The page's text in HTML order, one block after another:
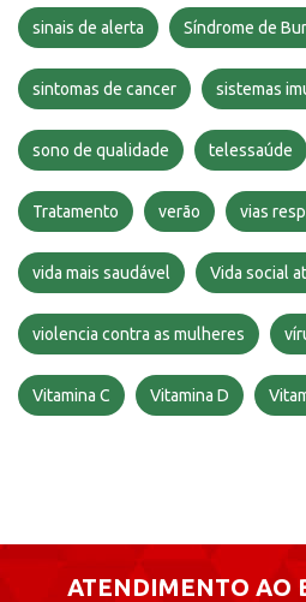
sinais de alerta Síndrome de
sintomas de cancer sistemas
sono de qualidade telessaúde
Tratamento verão vias
vida mais saudável Vida social
violencia contra as mulheres
Vitamina C Vitamina D
ATENDIMENTO AO